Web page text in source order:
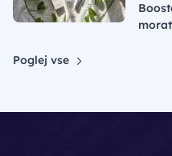
Poglej vse